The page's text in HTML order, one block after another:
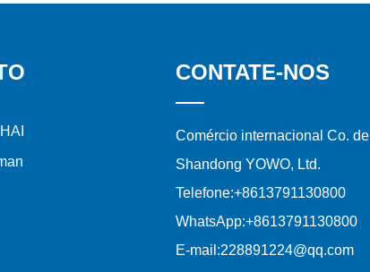
Contate agora
CONTATE-NOS
Comércio internacional Co. de
Shandong YOWO, Ltd.
Telefone:+8613791130800
WhatsApp:+8613791130800
E-mail:228891224@qq.com